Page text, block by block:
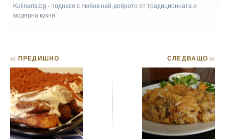
Kulinaria.bg - поднася с любов най-доброто от традиционната и
модерна кухня!
<< ПРЕДИШНО СЛЕДВАЩО>>